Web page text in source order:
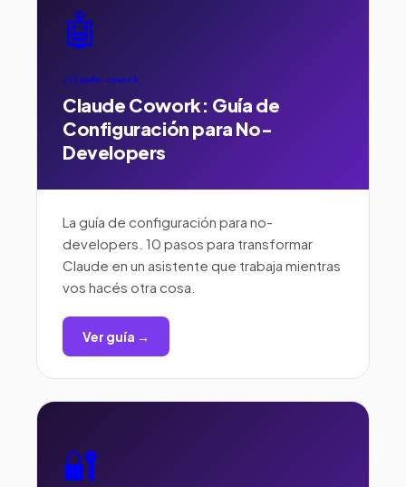
🤖
/claude-cowork
Claude Cowork: Guía de
Configuración para No-
Developers
La guía de configuración para no-
developers. 10 pasos para transformar
Claude en un asistente que trabaja mientras
vos hacés otra cosa.
Ver guía →
🔐